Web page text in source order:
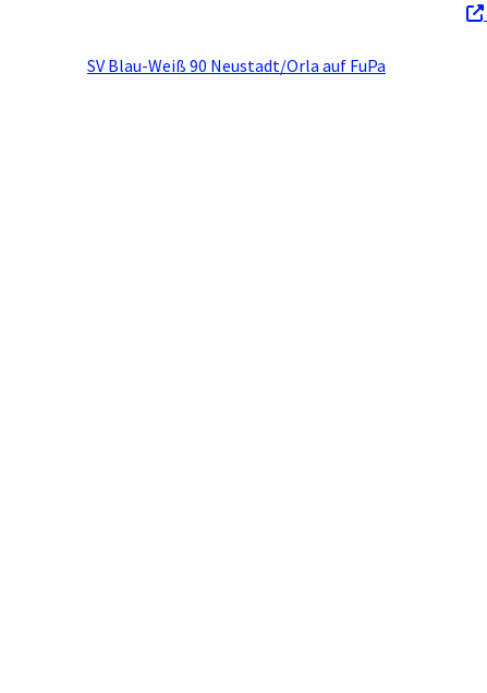
SV Blau-Weiß 90 Neustadt/Orla auf FuPa